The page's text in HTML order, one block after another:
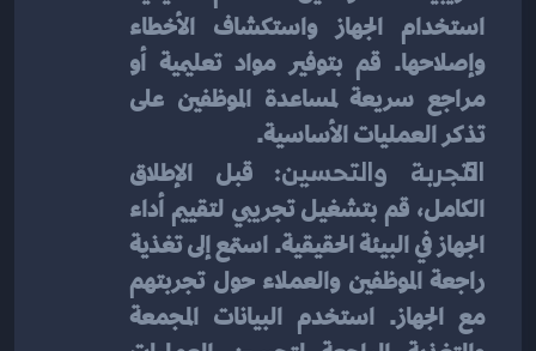
تذكر العمليات الأساسية.
التجربة والتحسين:
الجهاز في البيئة الحقيقية. استمع إلى تغذية
مع الجهاز. استخدم البيانات المجمعة